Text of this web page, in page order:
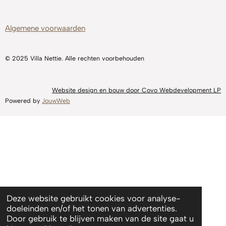
Deze website gebruikt cookies voor analyse-
doeleinden en/of het tonen van advertenties.
Door gebruik te blijven maken van de site gaat u
Algemene voorwaarden
© 2025 Villa Nettie. Alle rechten voorbehouden
Website design en bouw door Covo Webdevelopment LP
Powered by JouwWeb